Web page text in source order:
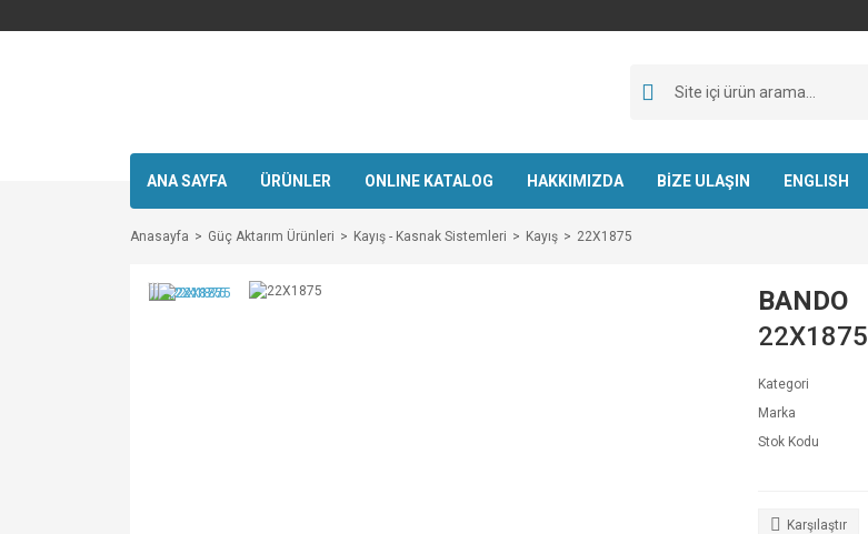
ANA SAYFA ÜRÜNLER ONLINE KATALOG HAKKIMIZDA BİZE ULAŞIN ENGLISH
Anasayfa Güç Aktarım Ürünleri Kayış - Kasnak Sistemleri Kayış 22X1875
BANDO
22X1875
Kategori
Marka
Stok Kodu
Karşılaştır